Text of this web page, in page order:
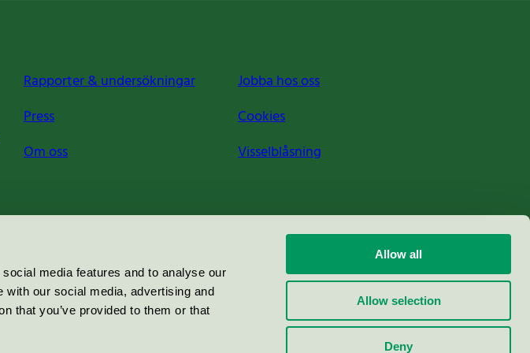
media features and to analyse our
our social media, advertising and
that you’ve provided to them or that
Allow all
Allow selection
Deny
Rapporter & undersökningar
Press
Om oss
Jobba hos oss
Cookies
Visselblåsning